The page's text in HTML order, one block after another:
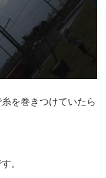
を巻きつけていたら
。